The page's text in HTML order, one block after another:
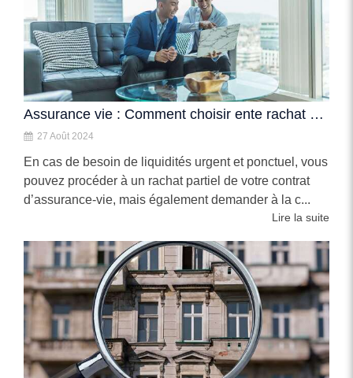
Assurance vie : Comment choisir ente rachat et avance en cas de besoin
27 Août 2024
En cas de besoin de liquidités urgent et ponctuel, vous
pouvez procéder à un rachat partiel de votre contrat
d’assurance-vie, mais également demander à la c...
Lire la suite